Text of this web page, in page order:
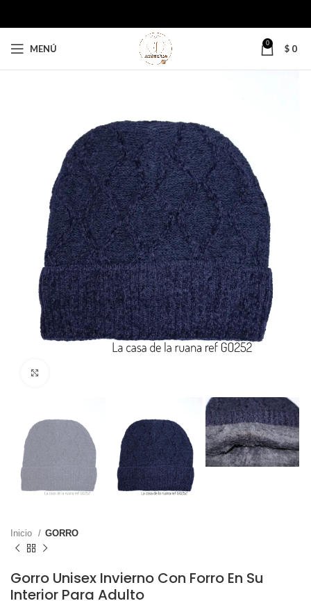
MENÚ 0 $ 0
Inicio GORRO
Gorro Unisex Invierno Con Forro En Su
Interior Para Adulto